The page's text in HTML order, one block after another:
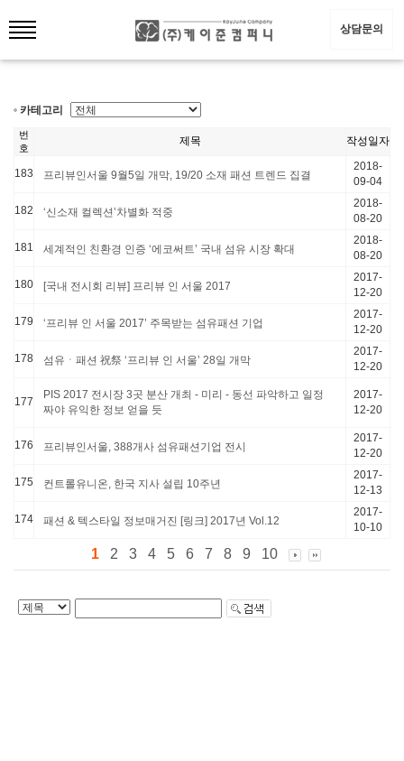
상담문의
카테고리
번
호
제목 작성일자
183 프리뷰인서울 9월5일 개막, 19/20 소재 패션 트렌드 집결
2018-
09-04
182 ‘신소재 컬렉션’차별화 적중
2018-
08-20
181 세계적인 친환경 인증 ‘에코써트’ 국내 섬유 시장 확대
2018-
08-20
180 [국내 전시회 리뷰] 프리뷰 인 서울 2017
2017-
12-20
179 ‘프리뷰 인 서울 2017’ 주목받는 섬유패션 기업
2017-
12-20
178 섬유ㆍ패션 祝祭 ‘프리뷰 인 서울’ 28일 개막
2017-
12-20
177
PIS 2017 전시장 3곳 분산 개최 - 미리 - 동선 파악하고 일정
짜야 유익한 정보 얻을 듯
2017-
12-20
176 프리뷰인서울, 388개사 섬유패션기업 전시
2017-
12-20
175 컨트롤유니온, 한국 지사 설립 10주년
2017-
12-13
174 패션 & 텍스타일 정보매거진 [링크] 2017년 Vol.12
2017-
10-10
1 2 3 4 5 6 7 8 9 10